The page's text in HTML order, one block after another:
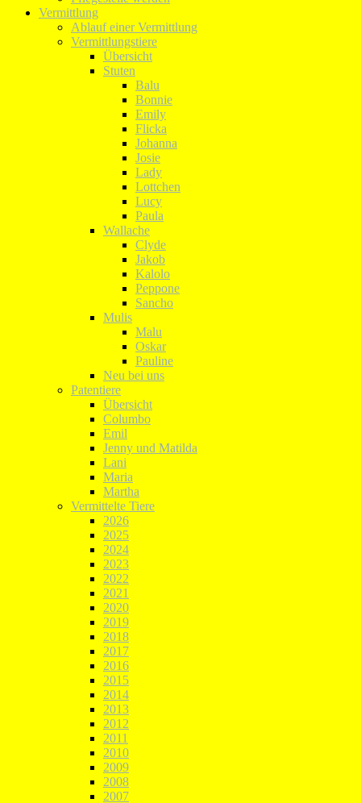
Vermittlung
Ablauf einer Vermittlung
Vermittlungstiere
Übersicht
Stuten
Balu
Bonnie
Emily
Flicka
Johanna
Josie
Lady
Lottchen
Lucy
Paula
Wallache
Clyde
Jakob
Kalolo
Peppone
Sancho
Mulis
Malu
Oskar
Pauline
Neu bei uns
Patentiere
Übersicht
Columbo
Emil
Jenny und Matilda
Lani
Maria
Martha
Vermittelte Tiere
2026
2025
2024
2023
2022
2021
2020
2019
2018
2017
2016
2015
2014
2013
2012
2011
2010
2009
2008
2007